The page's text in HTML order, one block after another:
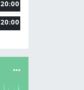
20:00
20:00